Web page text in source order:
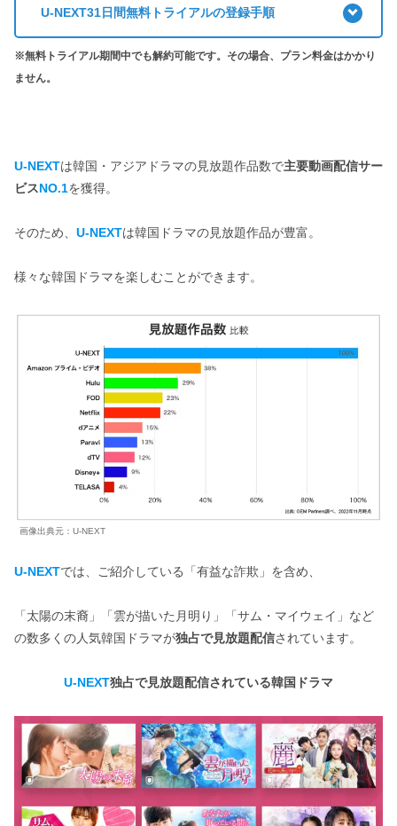
U-NEXT31日間無料トライアルの登録手順
※無料トライアル期間中でも解約可能です。その場合、プラン料金はかかり
ません。
U-NEXTは韓国・アジアドラマの見放題作品数で主要動画配信サー
ビスNO.1を獲得。
そのため、 U-NEXTは韓国ドラマの見放題作品が豊富。
様々な韓国ドラマを楽しむことができます。
画像出典元：U-NEXT
U-NEXTでは、ご紹介している「有益な詐欺」を含め、
「太陽の末裔」「雲が描いた月明り」「サム・マイウェイ」など
の数多くの人気韓国ドラマが独占で見放題配信されています。
U-NEXT独占で見放題配信されている韓国ドラマ